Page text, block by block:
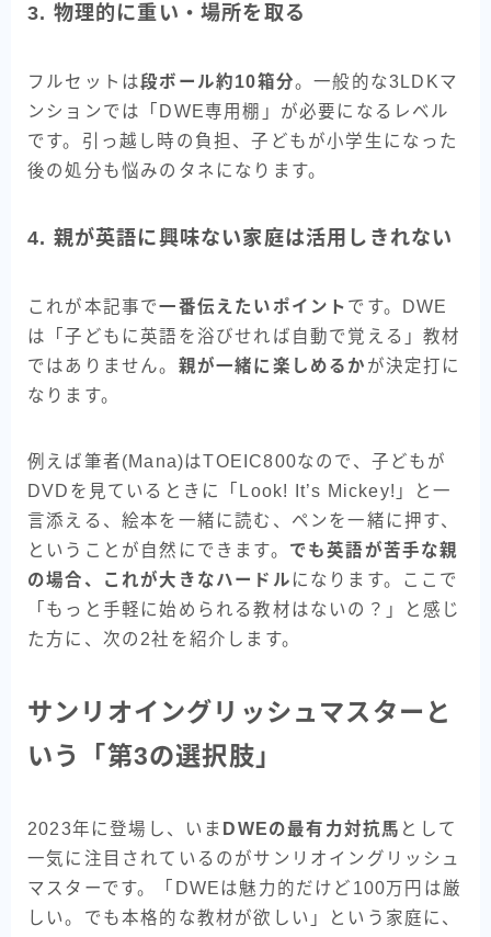
3. 物理的に重い・場所を取る
フルセットは段ボール約10箱分。一般的な3LDKマ
ンションでは「DWE専用棚」が必要になるレベル
です。引っ越し時の負担、子どもが小学生になった
後の処分も悩みのタネになります。
4. 親が英語に興味ない家庭は活用しきれない
これが本記事で一番伝えたいポイント です。DWE
は「子どもに英語を浴びせれば自動で覚える」教材
ではありません。 親が一緒に楽しめるか が決定打に
なります。
例えば筆者(Mana)はTOEIC800なので、子どもが
DVDを見ているときに「Look! It’s Mickey!」と一
言添える、絵本を一緒に読む、ペンを一緒に押す、
ということが自然にできます。 でも英語が苦手な親
の場合、これが大きなハードル になります。ここで
「もっと手軽に始められる教材はないの？」と感じ
た方に、次の2社を紹介します。
サンリオイングリッシュマスターと
いう「第3の選択肢」
2023年に登場し、いま DWEの最有力対抗馬 として
一気に注目されているのがサンリオイングリッシュ
マスターです。「DWEは魅力的だけど100万円は厳
しい。でも本格的な教材が欲しい」という家庭に、